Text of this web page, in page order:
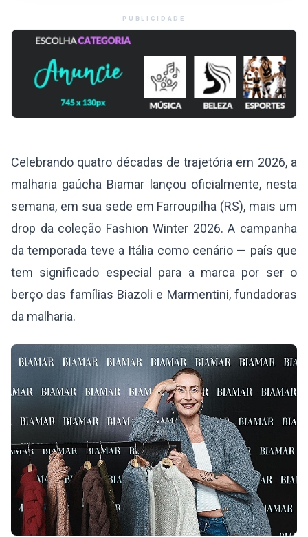
PUBLICIDADE
Celebrando quatro décadas de trajetória em 2026, a
malharia gaúcha Biamar lançou oficialmente, nesta
semana, em sua sede em Farroupilha (RS), mais um
drop da coleção Fashion Winter 2026. A campanha
da temporada teve a Itália como cenário — país que
tem significado especial para a marca por ser o
berço das famílias Biazoli e Marmentini, fundadoras
da malharia.